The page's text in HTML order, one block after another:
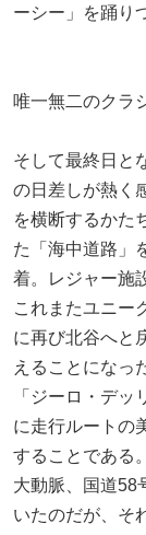
ーシー」を踊り
唯一無二のクラ
そして最終日と
の日差しが熱く
を横断するかた
た「海中道路」
着。レジャー施
これまたユニー
に再び北谷へと
えることになっ
「ジーロ・デ
に走行ルートの
することである
大動脈、国道58
いたのだが、そ